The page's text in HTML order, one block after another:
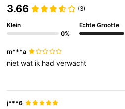
3.66 (3)
Klein
0%
Echte Grootte
m***a
nietwat ik hadverwacht
j***6